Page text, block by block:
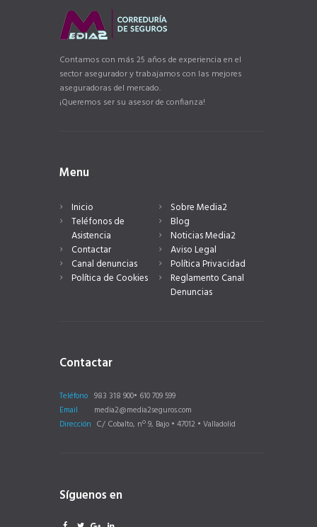
Contamos con más 25 años de experiencia en el
sector asegurador y trabajamos con las mejores
aseguradoras del mercado.
¡Queremos ser su asesor de confianza!
Menu
Inicio
Sobre Media2
Teléfonos de
Asistencia
Blog
Noticias Media2
Contactar
Aviso Legal
Canal denuncias
Política Privacidad
Política de Cookies
Reglamento Canal
Denuncias
Contactar
Teléfono 983 318 900• 610 709 599
Email
media2@media2seguros.com
Dirección C/ Cobalto, nº 9, Bajo • 47012 • Valladolid
Síguenos en